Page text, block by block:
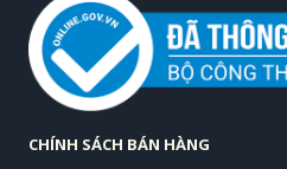
CHÍNH SÁCH BÁN HÀNG